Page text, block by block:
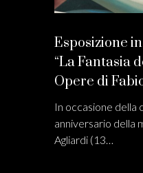
Esposizione
“La Fantasia
Opere di
In occasione della
anniversario della
Agliardi (13…